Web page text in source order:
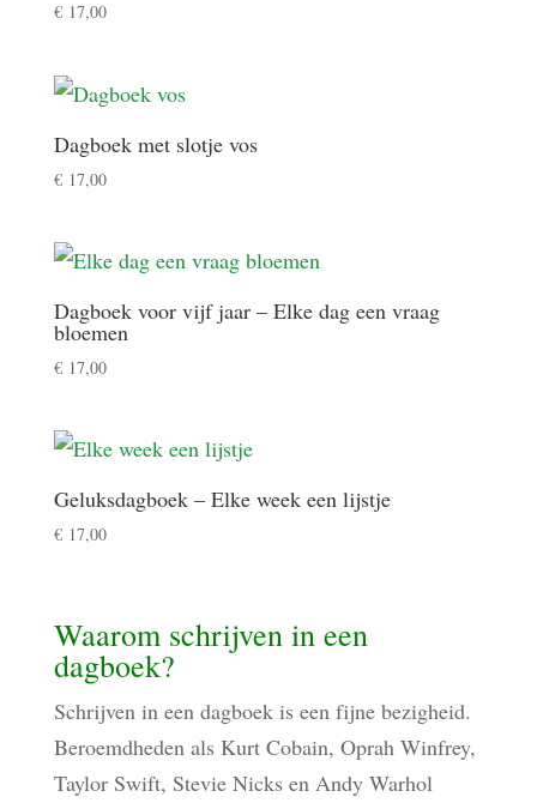
€17,00
Dagboek met slotje vos
€17,00
Dagboek voor vijf jaar – Elke dag een vraag
bloemen
€17,00
Geluksdagboek – Elke week een lijstje
€17,00
Waarom schrijven in een
dagboek?
Schrijven in een dagboek is een fijne bezigheid.
Beroemdheden als Kurt Cobain, Oprah Winfrey,
Taylor Swift, Stevie Nicks en Andy Warhol